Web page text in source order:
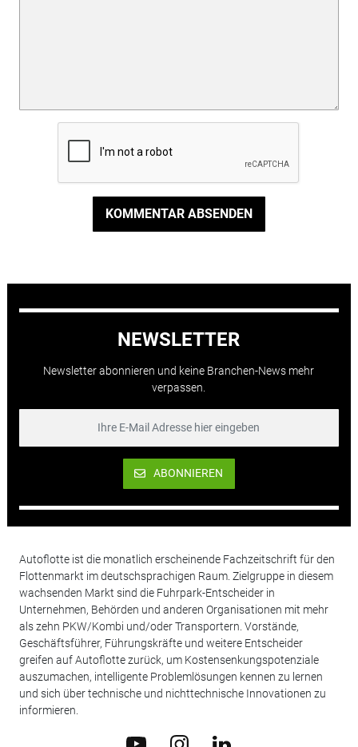
KOMMENTAR ABSENDEN
NEWSLETTER
Newsletter abonnieren und keine Branchen-News mehr
verpassen.
ABONNIEREN
Autoflotte ist die monatlich erscheinende Fachzeitschrift für den
Flottenmarkt im deutschsprachigen Raum. Zielgruppe in diesem
wachsenden Markt sind die Fuhrpark-Entscheider in
Unternehmen, Behörden und anderen Organisationen mit mehr
als zehn PKW/Kombi und/oder Transportern. Vorstände,
Geschäftsführer, Führungskräfte und weitere Entscheider
greifen auf Autoflotte zurück, um Kostensenkungspotenziale
auszumachen, intelligente Problemlösungen kennen zu lernen
und sich über technische und nichttechnische Innovationen zu
informieren.